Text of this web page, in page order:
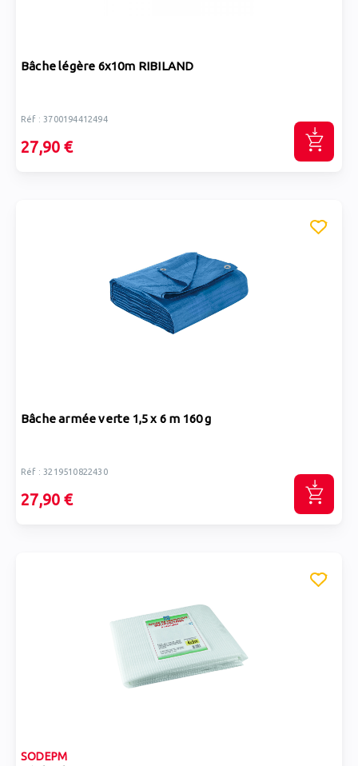
Bâche légère 6x10m RIBILAND
Réf : 3700194412494
27,90 €
Bâche armée verte 1,5 x 6 m 160 g
Réf : 3219510822430
27,90 €
SODEPM